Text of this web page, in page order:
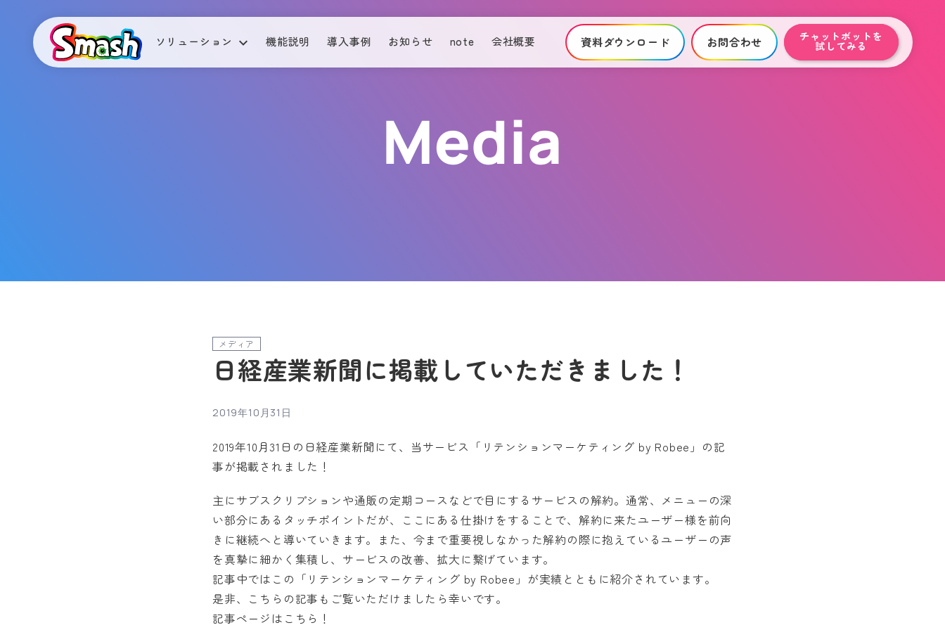
ソリューション 機能説明 導入事例 お知らせ note 会社概要 資料ダウンロード お問合わせ チャットボットを
試してみる
メディア
日経産業新聞に掲載していただきました！
2019年10月31日
2019年10月31日の日経産業新聞にて、当サービス「リテンションマーケティング by Robee」の記
事が掲載されました！
主にサブスクリプションや通販の定期コースなどで目にするサービスの解約。通常、メニューの深
い部分にあるタッチポイントだが、ここにある仕掛けをすることで、解約に来たユーザー様を前向
きに継続へと導いていきます。また、今まで重要視しなかった解約の際に抱えているユーザーの声
を真摯に細かく集積し、サービスの改善、拡大に繋げています。
記事中ではこの「リテンションマーケティング by Robee」が実績とともに紹介されています。
是非、こちらの記事もご覧いただけましたら幸いです。
記事ページはこちら！